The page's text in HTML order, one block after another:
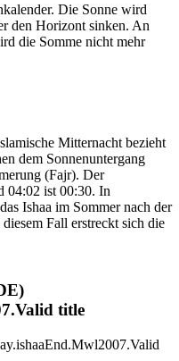
Die Sonne wird
den Horizont sinken. An
die Somme nicht mehr
Mitternacht bezieht
dem Sonnenuntergang
(Fajr). Der
04:02 ist 00:30. In
Ishaa im Sommer nach der
Fall erstreckt sich die
title